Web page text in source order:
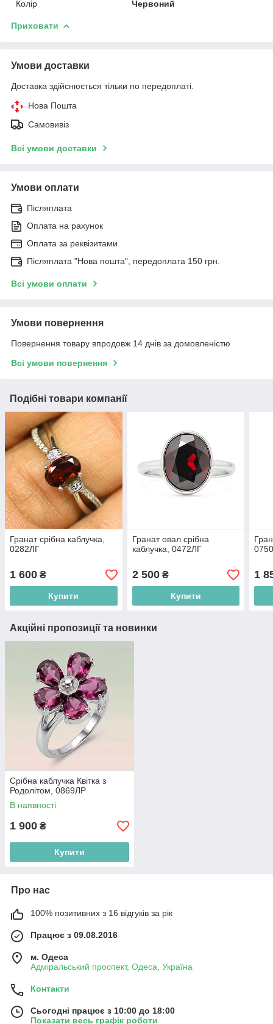
Колір
Червоний
Приховати
Умови доставки
Доставка здійснюється тільки по передоплаті.
Нова Пошта
Самовивіз
Всі умови доставки
Умови оплати
Післяплата
Оплата на рахунок
Оплата за реквізитами
Післяплата "Нова пошта", передоплата 150 грн.
Всі умови оплати
Умови повернення
Повернення товару впродовж 14 днів за домовленістю
Всі умови повернення
Подібні товари компанії
Гранат срібна каблучка,
0282ЛГ
1 600 ₴
Купити
Гранат овал срібна
каблучка, 0472ЛГ
2 500₴
Купити
1
Акційні пропозиції та новинки
Срібна каблучка Квітка з
Родолітом, 0869ЛР
В наявності
1 900 ₴
Купити
Про нас
100% позитивних з 16 відгуків за рік
Працює з 09.08.2016
м. Одеса
Адміральський проспект, Одеса, Україна
Контакти
Сьогодні працює з 10:00 до 18:00
Показати весь графік роботи